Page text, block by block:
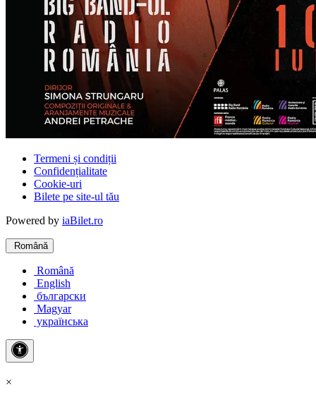
Termeni și condiții
Confidențialitate
Cookie-uri
Bilete pe site-ul tău
Powered by iaBilet.ro
Română
Română
English
български
Magyar
українська
×